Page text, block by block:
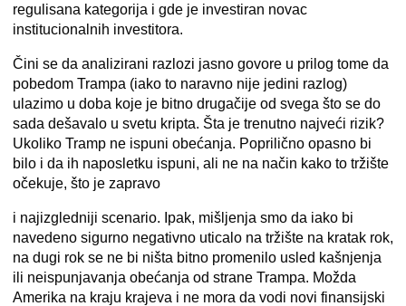
regulisana kategorija i gde je investiran novac
institucionalnih investitora.
Čini se da analizirani razlozi jasno govore u prilog tome da
pobedom Trampa (iako to naravno nije jedini razlog)
ulazimo u doba koje je bitno drugačije od svega što se do
sada dešavalo u svetu kripta. Šta je trenutno najveći rizik?
Ukoliko Tramp ne ispuni obećanja. Poprilično opasno bi
bilo i da ih naposletku ispuni, ali ne na način kako to tržište
očekuje, što je zapravo
i najizgledniji scenario. Ipak, mišljenja smo da iako bi
navedeno sigurno negativno uticalo na tržište na kratak rok,
na dugi rok se ne bi ništa bitno promenilo usled kašnjenja
ili neispunjavanja obećanja od strane Trampa. Možda
Amerika na kraju krajeva i ne mora da vodi novi finansijski